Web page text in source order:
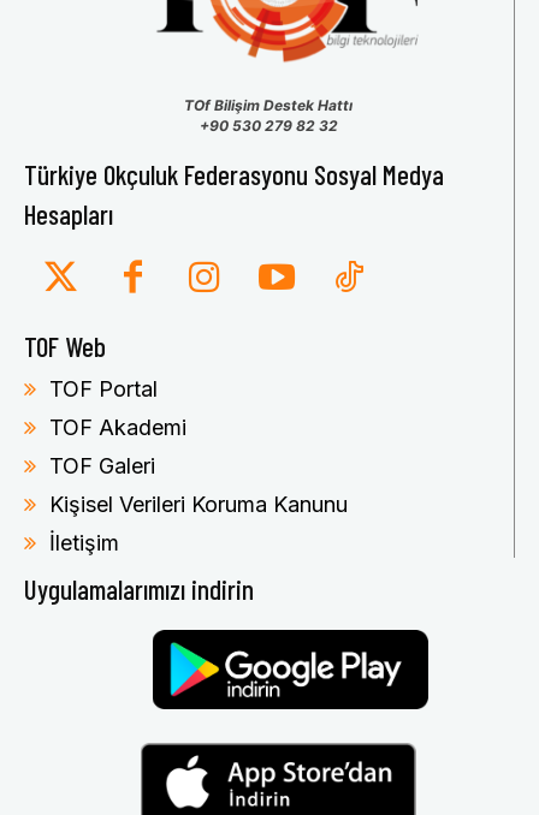
TOf Bilişim Destek Hattı
+90 530 279 82 32
Türkiye Okçuluk Federasyonu Sosyal Medya
Hesapları
TOF Web
TOF Portal
TOF Akademi
TOF Galeri
Kişisel Verileri Koruma Kanunu
İletişim
Uygulamalarımızı indirin